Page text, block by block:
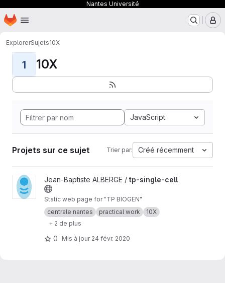
Nantes Université
Passer au contenu principal
Page d'accueil
ExplorerSujets10X
1 10X
JavaScript
Projets sur ce sujet Trier par: Créé récemment
Afficher le projet tp-single-cell
Jean-Baptiste ALBERGE / tp-single-cell
Static web page for "TP BIOGEN"
centrale nantes
practical work
10X
+ 2 de plus
0 Mis à jour 24 févr. 2020